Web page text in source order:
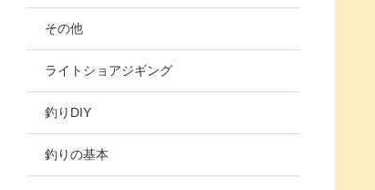
その他
ライトショアジギング
釣りDIY
釣りの基本